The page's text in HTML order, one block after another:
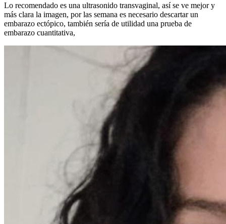
Lo recomendado es una ultrasonido transvaginal, así se ve mejor y
más clara la imagen, por las semana es necesario descartar un
embarazo ectópico, también sería de utilidad una prueba de
embarazo cuantitativa,